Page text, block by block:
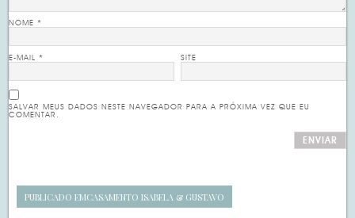
NOME*
E-MAIL* SITE
SALVAR MEUS DADOS NESTE NAVEGADOR PARA A PRÓXIMA VEZ QUE EU
COMENTAR.
PUBLICADO EMCASAMENTO ISABELA & GUSTAVO